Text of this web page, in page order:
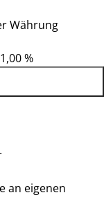
Währung
%
an eigenen